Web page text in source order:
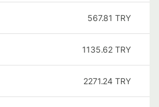
567.81 TRY
1135.62 TRY
2271.24 TRY